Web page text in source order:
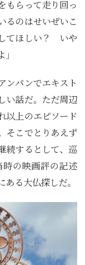
もらって走り回っ
るのはせいぜいこ
てほしい？ いや
ンパンでエキスト
い話だ。ただ周辺
以上のエピソード
そこでとりあえず
続するとして、巡
の映画評の記述
ある大仏探しだ。